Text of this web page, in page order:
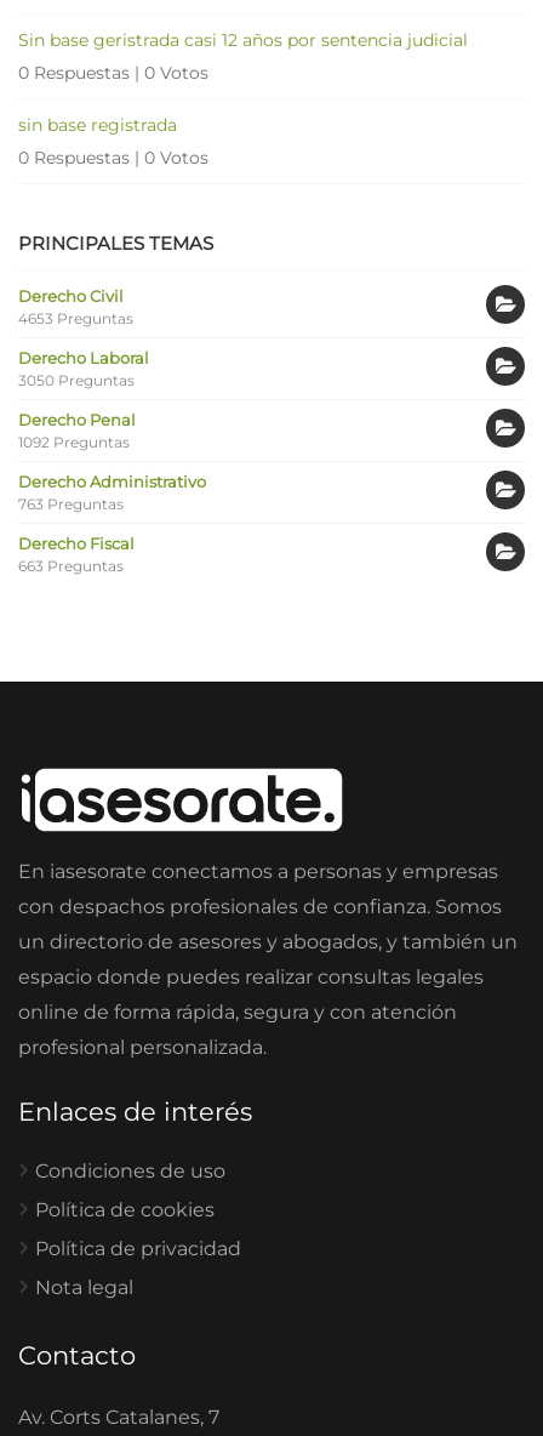
Sin base geristrada casi 12 años por sentencia judicial
0 Respuestas | 0 Votos
sin base registrada
0 Respuestas | 0 Votos
PRINCIPALES TEMAS
Derecho Civil
4653 Preguntas
Derecho Laboral
3050 Preguntas
Derecho Penal
1092 Preguntas
Derecho Administrativo
763 Preguntas
Derecho Fiscal
663 Preguntas
En iasesorate conectamos a personas y empresas
con despachos profesionales de confianza. Somos
un directorio de asesores y abogados, y también un
espacio donde puedes realizar consultas legales
online de forma rápida, segura y con atención
profesional personalizada.
Enlaces de interés
Condiciones de uso
Política de cookies
Política de privacidad
Nota legal
Contacto
Av. Corts Catalanes, 7